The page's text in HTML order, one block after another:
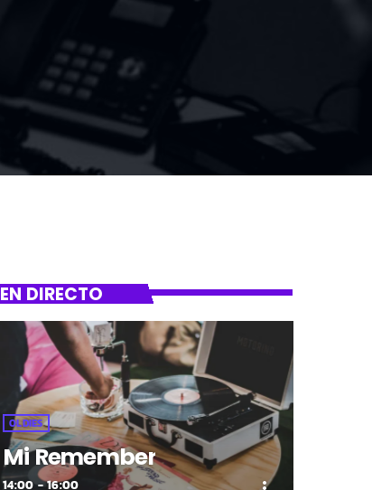
EN DIRECTO
OLDIES
Mi Remember
14:00 - 16:00